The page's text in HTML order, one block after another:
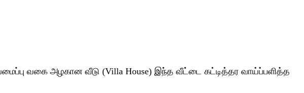
வகை அழகான வீடு (Villa House) இந்த வீட்டை கட்டித்தர வாய்ப்பளித்த